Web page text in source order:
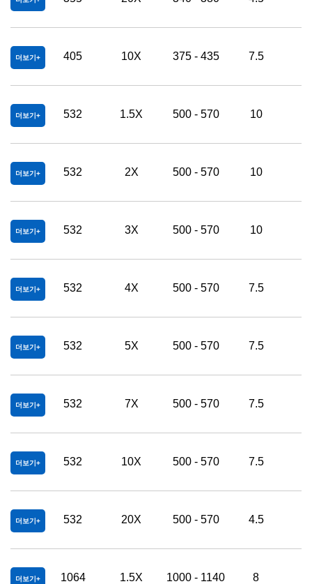
더보기 405 10X 375 - 435 7.5
더보기 532 1.5X 500 - 570 10
더보기 532 2X 500 - 570 10
더보기 532 3X 500 - 570 10
더보기 532 4X 500 - 570 7.5
더보기 532 5X 500 - 570 7.5
더보기 532 7X 500 - 570 7.5
더보기 532 10X 500 - 570 7.5
더보기 532 20X 500 - 570 4.5
더보기 1064 1.5X 1000 - 1140 8